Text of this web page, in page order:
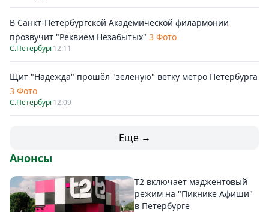
В Санкт-Петербургской Академической филармонии
прозвучит "Реквием Незабытых" 3 Фото
С.Петербург12:11
Щит "Надежда" прошёл "зеленую" ветку метро Петербурга
3 Фото
С.Петербург12:09
Еще →
Анонсы
Т2 включает маджентовый
режим на "Пикнике Афиши"
в Петербурге